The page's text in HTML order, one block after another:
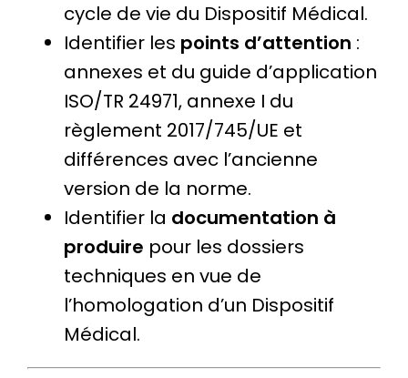
cycle de vie du Dispositif Médical.
Identifier les points d’attention :
annexes et du guide d’application
ISO/TR 24971, annexe I du
règlement 2017/745/UE et
différences avec l’ancienne
version de la norme.
Identifier la documentation à
produire pour les dossiers
techniques en vue de
l’homologation d’un Dispositif
Médical.